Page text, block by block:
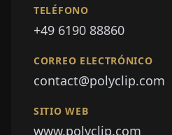
TELÉFONO
+49 6190 88860
CORREO ELECTRÓNICO
contact@polyclip.com
SITIO WEB
www.polyclip.com